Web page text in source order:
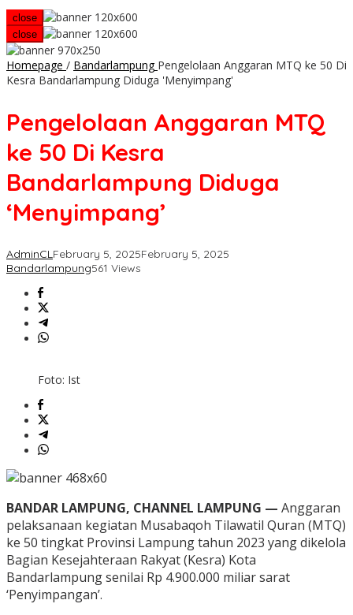
close
close
Homepage / Bandarlampung Pengelolaan Anggaran MTQ ke 50 Di
Kesra Bandarlampung Diduga 'Menyimpang'
Pengelolaan Anggaran MTQ
ke 50 Di Kesra
Bandarlampung Diduga
‘Menyimpang’
AdminCLFebruary 5, 2025February 5, 2025
Bandarlampung561 Views
Foto: Ist
BANDAR LAMPUNG, CHANNEL LAMPUNG — Anggaran
pelaksanaan kegiatan Musabaqoh Tilawatil Quran (MTQ)
ke 50 tingkat Provinsi Lampung tahun 2023 yang dikelola
Bagian Kesejahteraan Rakyat (Kesra) Kota
Bandarlampung senilai Rp 4.900.000 miliar sarat
‘Penyimpangan’.